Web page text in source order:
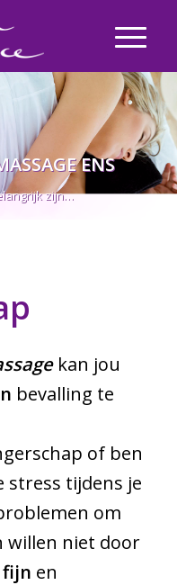
ENS
zijn…
kan jou
bevalling te
of ben
stress tijdens je
om
willen niet door
fijn en